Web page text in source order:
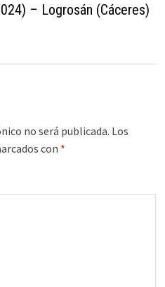
– Logrosán (Cáceres)
no será publicada. Los
con *